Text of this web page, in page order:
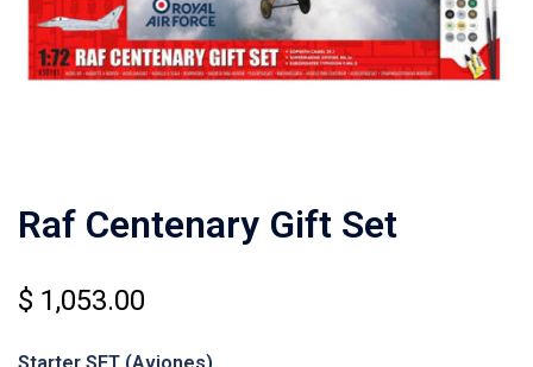
Raf Centenary Gift Set
$ 1,053.00